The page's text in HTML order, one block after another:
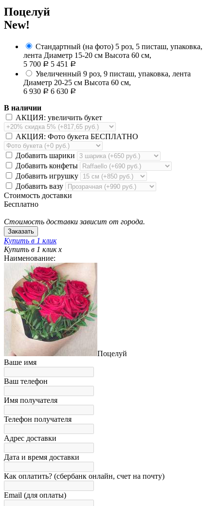
Поцелуй
New!
Стандартный (на фото) 5 роз, 5 писташ, упаковка,
лента Диаметр 15-20 см Высота 60 см,
5 700 Р 5 451 Р
Увеличенный 9 роз, 9 писташ, упаковка, лента
Диаметр 20-25 см Высота 60 см,
6 930 Р 6 630 Р
В наличии
АКЦИЯ: увеличить букет
АКЦИЯ: Фото букета БЕСПЛАТНО
Добавить шарики
Добавить конфеты
Добавить игрушку
Добавить вазу
Стоимость доставки
Бесплатно
Стоимость доставки зависит от города.
Купить в 1 клик
Купить в 1 клик x
Наименование:
Поцелуй
Ваше имя
Ваш телефон
Имя получателя
Телефон получателя
Адрес доставки
Дата и время доставки
Как оплатить? (сбербанк онлайн, счет на почту)
Email (для оплаты)